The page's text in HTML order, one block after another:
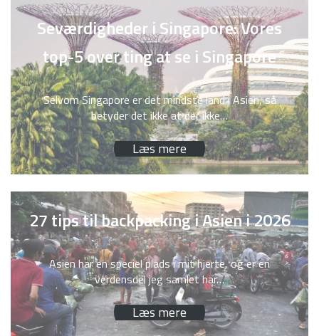
Seværdigheder i Singapore: Vores
top-5 over ting at se i Singapore
Selvom Singapore er det mindste land i Asien, så
betyder det ikke at der ikke…
Læs mere
27 tips til backpacking i Asien i 2026
Asien har en speciel plads i mit hjerte, og er en
verdensdel jeg samlet har…
Læs mere